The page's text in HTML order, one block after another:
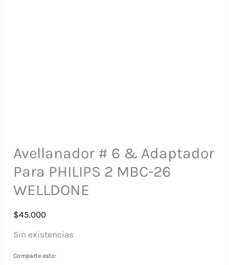
Avellanador # 6 & Adaptador
Para PHILIPS 2 MBC-26
WELLDONE
$45.000
Sin existencias
Comparte esto: